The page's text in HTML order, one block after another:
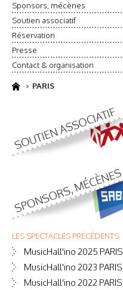
Sponsors, mécènes
Soutien associatif
Réservation
Presse
Contact & organisation
PARIS
LES SPECTACLES PRÉCÉDENTS
MusicHall'ino 2025 PARIS
MusicHall'ino 2023 PARIS
MusicHall'ino 2022 PARIS